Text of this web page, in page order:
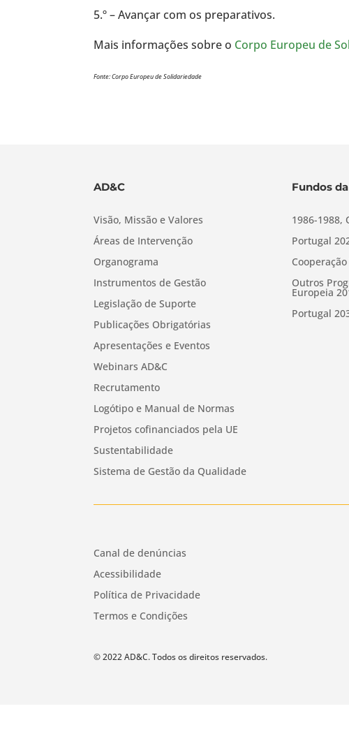
5.º – Avançar com os preparativos.
Mais informações sobre o Corpo Europeu de
Fonte: Corpo Europeu de Solidariedade
AD&C
Visão, Missão e Valores
Áreas de Intervenção
Organograma
Instrumentos de Gestão
Legislação de Suporte
Publicações Obrigatórias
Apresentações e Eventos
Webinars AD&C
Recrutamento
Logótipo e Manual de Normas
Projetos cofinanciados pela UE
Sustentabilidade
Sistema de Gestão da Qualidade
Fundos
1986-1988,
Portugal
Outros
Europeia
Portugal
Canal de denúncias
Acessibilidade
Política de Privacidade
Termos e Condições
© 2022 AD&C. Todos os direitos reservados.